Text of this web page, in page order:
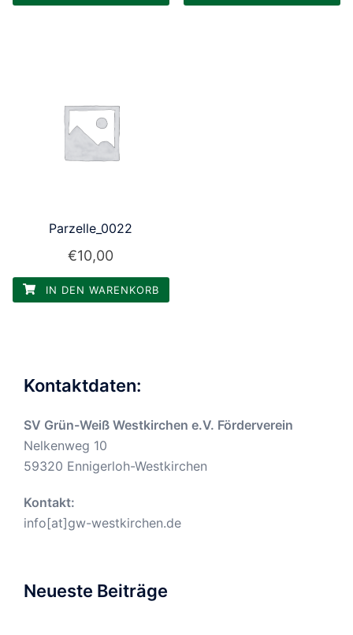
Parzelle_0022
€10,00
IN DEN WARENKORB
Kontaktdaten:
SV Grün-Weiß Westkirchen e.V. Förderverein
Nelkenweg 10
59320 Ennigerloh-Westkirchen
Kontakt:
info[at]gw-westkirchen.de
Neueste Beiträge